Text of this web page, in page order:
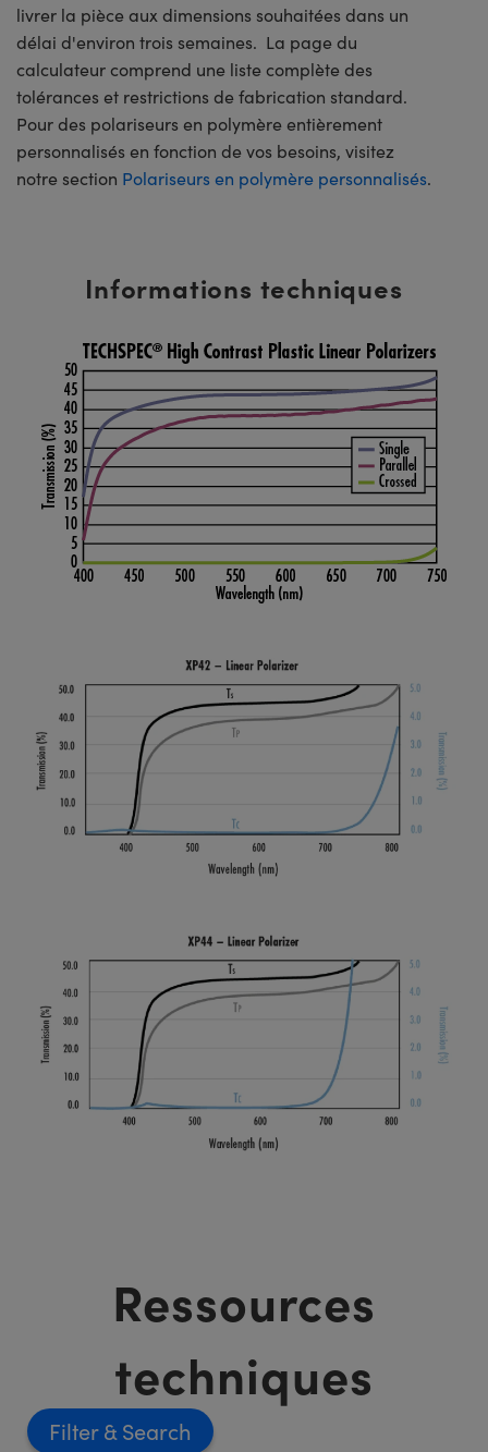
livrer la pièce aux dimensions souhaitées dans un
délai d'environ trois semaines. La page du
calculateur comprend une liste complète des
tolérances et restrictions de fabrication standard.
Pour des polariseurs en polymère entièrement
personnalisés en fonction de vos besoins, visitez
notre section Polariseurs en polymère personnalisés.
Informations techniques
Ressources
techniques
Filter